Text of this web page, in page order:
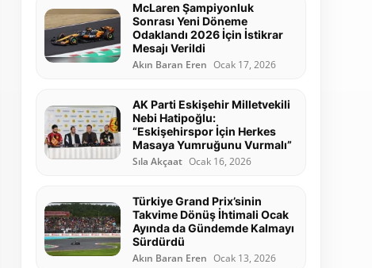
McLaren Şampiyonluk
Sonrası Yeni Döneme
Odaklandı 2026 İçin İstikrar
Mesajı Verildi
Akın Baran Eren Ocak 17, 2026
AK Parti Eskişehir Milletvekili
Nebi Hatipoğlu:
“Eskişehirspor İçin Herkes
Masaya Yumruğunu Vurmalı”
Sıla Akçaat Ocak 16, 2026
Türkiye Grand Prix’sinin
Takvime Dönüş İhtimali Ocak
Ayında da Gündemde Kalmayı
Sürdürdü
Akın Baran Eren Ocak 13, 2026